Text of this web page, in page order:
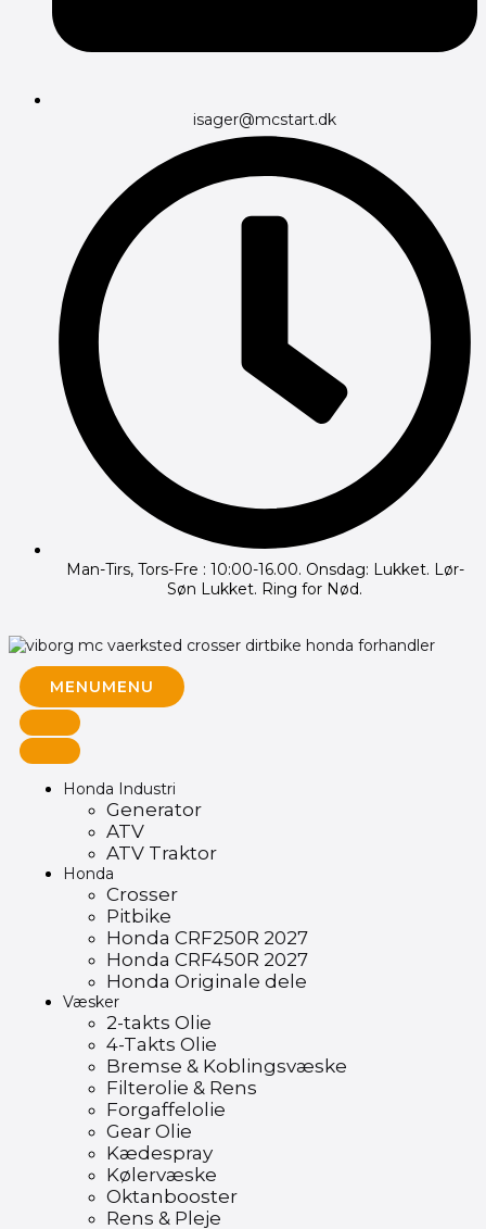
isager@mcstart.dk
Man-Tirs, Tors-Fre : 10:00-16.00. Onsdag: Lukket. Lør-
Søn Lukket. Ring for Nød.
MENUMENU
Honda Industri
Generator
ATV
ATV Traktor
Honda
Crosser
Pitbike
Honda CRF250R 2027
Honda CRF450R 2027
Honda Originale dele
Væsker
2-takts Olie
4-Takts Olie
Bremse & Koblingsvæske
Filterolie & Rens
Forgaffelolie
Gear Olie
Kædespray
Kølervæske
Oktanbooster
Rens & Pleje